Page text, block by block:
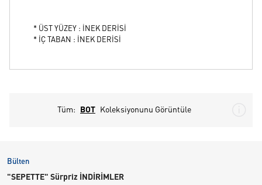
* ÜST YÜZEY : İNEK DERİSİ
* İÇ TABAN : İNEK DERİSİ
Tüm: BOT Koleksiyonunu Görüntüle
Bülten
"SEPETTE" Sürpriz İNDİRİMLER